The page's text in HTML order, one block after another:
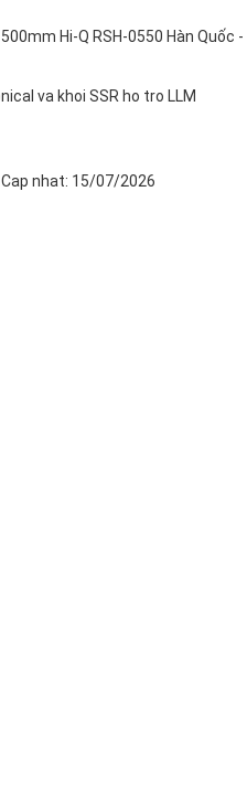
Hi-Q RSH-0550 Hàn Quốc -
va khoi SSR ho tro LLM
Cap nhat: 15/07/2026